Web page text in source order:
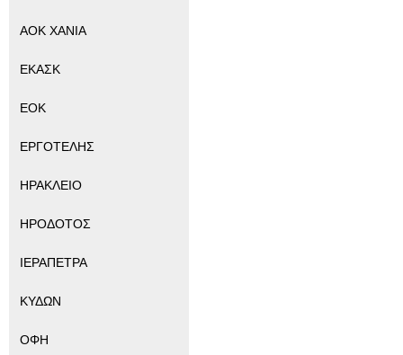
ΑΟΚ ΧΑΝΙΑ
ΕΚΑΣΚ
ΕΟΚ
ΕΡΓΟΤΕΛΗΣ
ΗΡΑΚΛΕΙΟ
ΗΡΟΔΟΤΟΣ
ΙΕΡΑΠΕΤΡΑ
ΚΥΔΩΝ
ΟΦΗ